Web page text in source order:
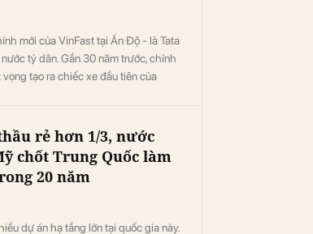
mới của VinFast tại Ấn Độ - là Tata
tỷ dân. Gần 30 năm trước, chính
tạo ra chiếc xe đầu tiên của
rẻ hơn 1/3, nước
chốt Trung Quốc làm
20 năm
dự án hạ tầng lớn tại quốc gia này.